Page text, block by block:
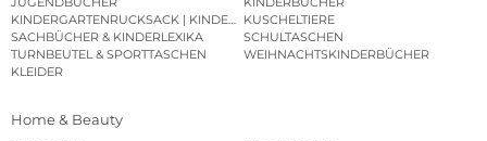
KINDERGARTENRUCKSACK | KINDERGARTENBEUTEL
KUSCHELTIERE
SACHBÜCHER & KINDERLEXIKA
SCHULTASCHEN
TURNBEUTEL & SPORTTASCHEN
WEIHNACHTSKINDERBÜCHER
KLEIDER
Home & Beauty